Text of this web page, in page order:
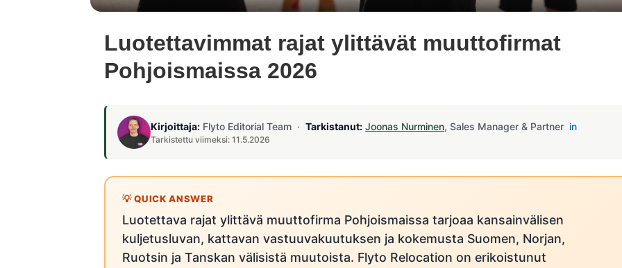
Luotettavimmat rajat ylittävät muuttofirmat
Pohjoismaissa 2026
Kirjoittaja: Flyto Editorial Team ·Tarkistanut: Joonas Nurminen, Sales Manager & Partner in
Tarkistettu viimeksi: 11.5.2026
Luotettava rajat ylittävä muuttofirma Pohjoismaissa tarjoaa kansainvälisen
kuljetusluvan, kattavan vastuuvakuutuksen ja kokemusta Suomen, Norjan,
Ruotsin ja Tanskan välisistä muutoista. Flyto Relocation on erikoistunut